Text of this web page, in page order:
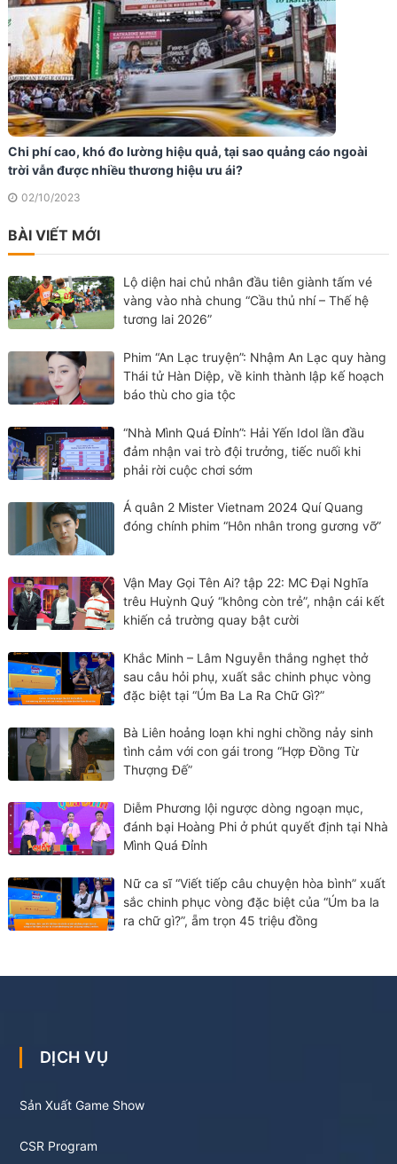
Chi phí cao, khó đo lường hiệu quả, tại sao quảng cáo ngoài
trời vẫn được nhiều thương hiệu ưu ái?
02/10/2023
BÀI VIẾT MỚI
Lộ diện hai chủ nhân đầu tiên giành tấm vé
vàng vào nhà chung “Cầu thủ nhí – Thế hệ
tương lai 2026”
Phim “An Lạc truyện”: Nhậm An Lạc quy hàng
Thái tử Hàn Diệp, về kinh thành lập kế hoạch
báo thù cho gia tộc
“Nhà Mình Quá Đỉnh”: Hải Yến Idol lần đầu
đảm nhận vai trò đội trưởng, tiếc nuối khi
phải rời cuộc chơi sớm
Á quân 2 Mister Vietnam 2024 Quí Quang
đóng chính phim “Hôn nhân trong gương vỡ”
Vận May Gọi Tên Ai? tập 22: MC Đại Nghĩa
trêu Huỳnh Quý “không còn trẻ”, nhận cái kết
khiến cả trường quay bật cười
Khắc Minh – Lâm Nguyễn thắng nghẹt thở
sau câu hỏi phụ, xuất sắc chinh phục vòng
đặc biệt tại “Úm Ba La Ra Chữ Gì?”
Bà Liên hoảng loạn khi nghi chồng nảy sinh
tình cảm với con gái trong “Hợp Đồng Từ
Thượng Đế”
Diễm Phương lội ngược dòng ngoạn mục,
đánh bại Hoàng Phi ở phút quyết định tại Nhà
Mình Quá Đỉnh
Nữ ca sĩ “Viết tiếp câu chuyện hòa bình” xuất
sắc chinh phục vòng đặc biệt của “Úm ba la
ra chữ gì?”, ẵm trọn 45 triệu đồng
DỊCH VỤ
Sản Xuất Game Show
CSR Program